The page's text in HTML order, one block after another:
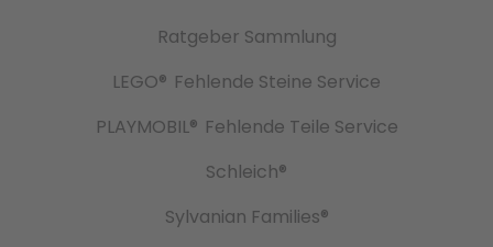
Ratgeber Sammlung
LEGO® Fehlende Steine Service
PLAYMOBIL® Fehlende Teile Service
Schleich®
Sylvanian Families®